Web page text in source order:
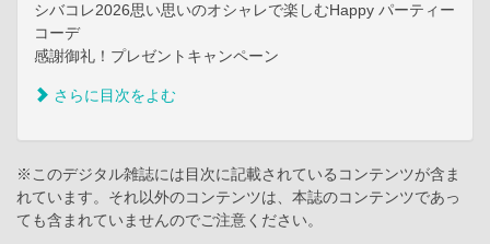
シバコレ2026思い思いのオシャレで楽しむHappy パーティー
コーデ
感謝御礼！プレゼントキャンペーン
さらに目次をよむ
※このデジタル雑誌には目次に記載されているコンテンツが含ま
れています。それ以外のコンテンツは、本誌のコンテンツであっ
ても含まれていませんのでご注意ください。